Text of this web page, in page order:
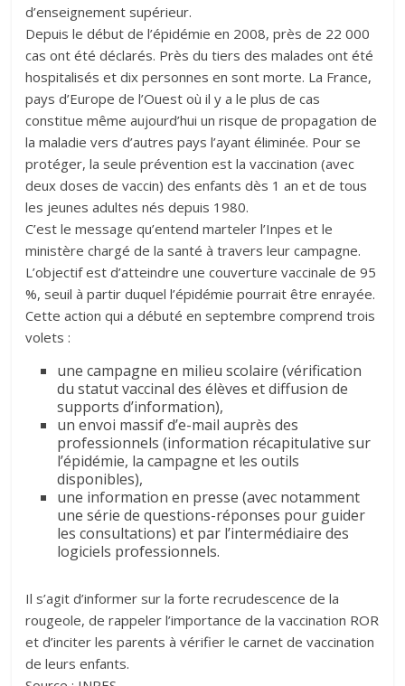
d’enseignement supérieur.
Depuis le début de l’épidémie en 2008, près de 22 000
cas ont été déclarés. Près du tiers des malades ont été
hospitalisés et dix personnes en sont morte. La France,
pays d’Europe de l’Ouest où il y a le plus de cas
constitue même aujourd’hui un risque de propagation de
la maladie vers d’autres pays l’ayant éliminée. Pour se
protéger, la seule prévention est la vaccination (avec
deux doses de vaccin) des enfants dès 1 an et de tous
les jeunes adultes nés depuis 1980.
C’est le message qu’entend marteler l’Inpes et le
ministère chargé de la santé à travers leur campagne.
L’objectif est d’atteindre une couverture vaccinale de 95
%, seuil à partir duquel l’épidémie pourrait être enrayée.
Cette action qui a débuté en septembre comprend trois
volets :
une campagne en milieu scolaire (vérification
du statut vaccinal des élèves et diffusion de
supports d’information),
un envoi massif d’e-mail auprès des
professionnels (information récapitulative sur
l’épidémie, la campagne et les outils
disponibles),
une information en presse (avec notamment
une série de questions-réponses pour guider
les consultations) et par l’intermédiaire des
logiciels professionnels.
Il s’agit d’informer sur la forte recrudescence de la
rougeole, de rappeler l’importance de la vaccination ROR
et d’inciter les parents à vérifier le carnet de vaccination
de leurs enfants.